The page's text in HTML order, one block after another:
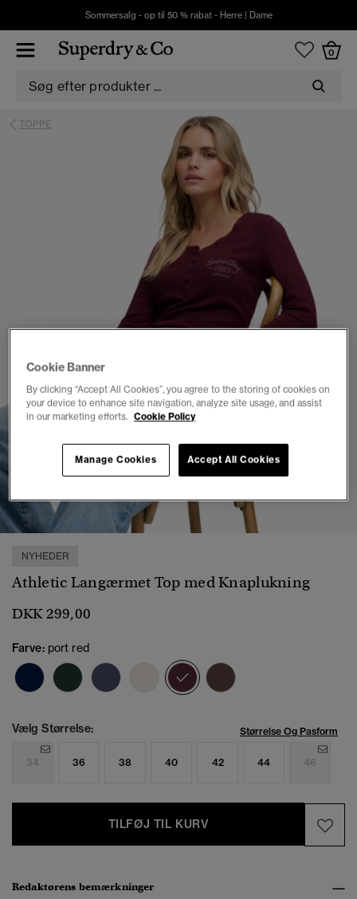
Sommersalg - op til 50 % rabat - Herre| Dame
0
TOPPE
NYHEDER
Athletic Langærmet Top med Knaplukning
DKK 299,00
Farve: port red
valgt
Vælg Størrelse: Størrelse Og Pasform
34 36 38 40 42 44 46
TILFØJ TIL KURV
Redaktørens bemærkninger
Cookie Banner
By clicking “Accept All Cookies”, you agree to the storing of cookies on
your device to enhance site navigation, analyze site usage, and assist
in our marketing efforts. Cookie Policy
Accept All Cookies
Manage Cookies